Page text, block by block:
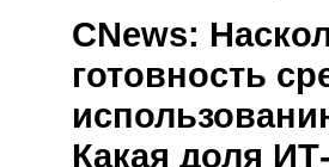
CNews:
готовность
Какая доля